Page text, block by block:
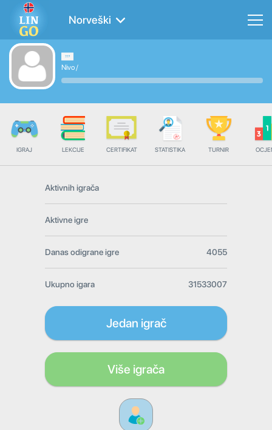
Norveški
Nivo/
IGRAJ LEKCIJE CERTIFIKAT STATISTIKA TURNIR
Aktivnih igrača
Aktivne igre
Danas odigrane igre 4055
Ukupno igara 31533007
Jedan igrač
Više igrača